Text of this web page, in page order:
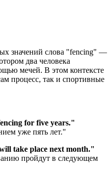
значений слова "fencing" —
два человека
мечей. В этом контексте
процесс, так и спортивные
for five years."
уже пять лет."
take place next month."
пройдут в следующем